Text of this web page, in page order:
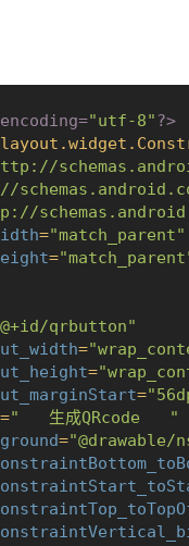
encoding="utf-8"?>
="match_parent"
=
qrbutton"
=
=
=
="   生成QRcode   "
="@drawable/